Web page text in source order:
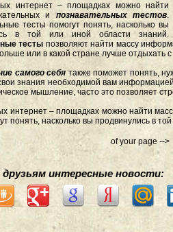
интернет – площадках можно найти
ипознавательных тестов.
тесты помогут понять, насколько вы
в той или иной области знаний.
тесты позволяют найти массу
или в какой стране лучше отдыхать
самого себя также поможет понять,
знания необходимой вам
мышление, часто это позволяет
интернет – площадках можно найти
понять, насколько вы продвинулись в
of your page -->
друзьям интересные новости: